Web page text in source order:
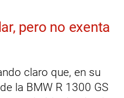
pero no exenta
claro que, en su
la BMW R 1300 GS